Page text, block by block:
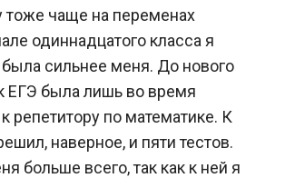
тоже чаще на переменах
одиннадцатого класса я
сильнее меня. До нового
ЕГЭ была лишь во время
репетитору по математике. К
наверное, и пяти тестов.
больше всего, так как к ней я